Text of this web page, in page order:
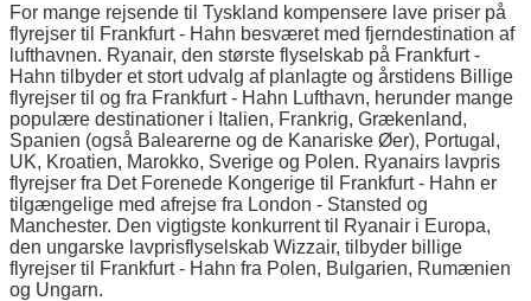
For mange rejsende til Tyskland kompensere lave priser på
flyrejser til Frankfurt - Hahn besværet med fjerndestination af
lufthavnen. Ryanair, den største flyselskab på Frankfurt -
Hahn tilbyder et stort udvalg af planlagte og årstidens Billige
flyrejser til og fra Frankfurt - Hahn Lufthavn, herunder mange
populære destinationer i Italien, Frankrig, Grækenland,
Spanien (også Balearerne og de Kanariske Øer), Portugal,
UK, Kroatien, Marokko, Sverige og Polen. Ryanairs lavpris
flyrejser fra Det Forenede Kongerige til Frankfurt - Hahn er
tilgængelige med afrejse fra London - Stansted og
Manchester. Den vigtigste konkurrent til Ryanair i Europa,
den ungarske lavprisflyselskab Wizzair, tilbyder billige
flyrejser til Frankfurt - Hahn fra Polen, Bulgarien, Rumænien
og Ungarn.